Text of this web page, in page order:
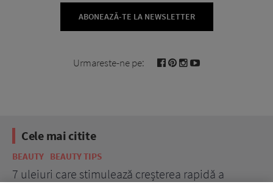
ABONEAZĂ-TE LA NEWSLETTER
Urmareste-ne pe:
Cele mai citite
BEAUTY BEAUTY TIPS
7 uleiuri care stimulează creșterea rapidă a